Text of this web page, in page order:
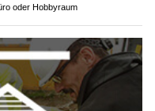
oder Hobbyraum